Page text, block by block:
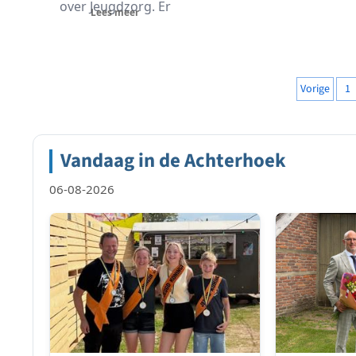
over Jeugdzorg. Er
Lees meer
Vorige 1
Vandaag in de Achterhoek
06-08-2026